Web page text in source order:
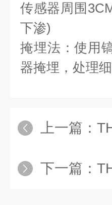
传感器周围
下渗)
掩埋法：使用
器掩埋，处理
上一篇：
下一篇：